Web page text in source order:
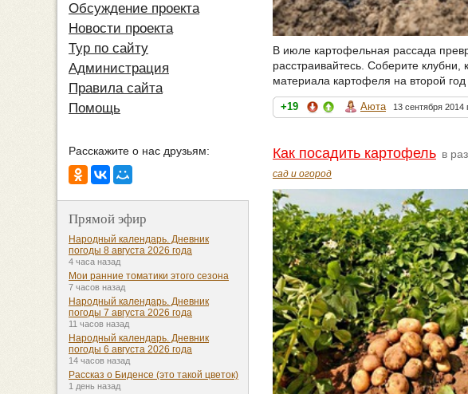
В июле картофельная рассада
расстраивайтесь. Соберите
материала картофеля на второй год
+19 Аюта 13 сентября 2014
Как посадить картофель в
сад и огород
Обсуждение проекта
Новости проекта
Тур по сайту
Администрация
Правила сайта
Помощь
Расскажите о нас друзьям:
Прямой эфир
Народный календарь. Дневник
погоды 8 августа 2026 года
4 часа назад
Мои ранние томатики этого сезона
7 часов назад
Народный календарь. Дневник
погоды 7 августа 2026 года
11 часов назад
Народный календарь. Дневник
погоды 6 августа 2026 года
14 часов назад
Рассказ о Биденсе (это такой цветок)
1 день назад